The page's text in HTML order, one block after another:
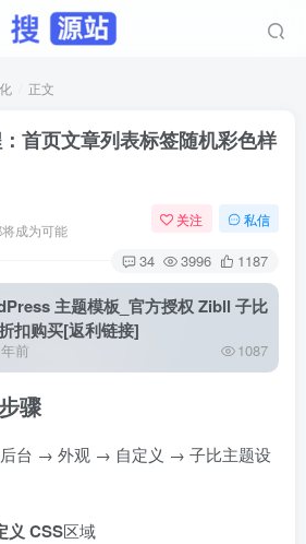
正文
首页文章列表标签随机彩色样
成为可能
关注 私信
34 3996 1187
主题模板_官方授权 Zibll 子比
扣购买[返利链接]
前 1087
骤
后台 → 外观 → 自定义 → 子比主题设
义 CSS区域